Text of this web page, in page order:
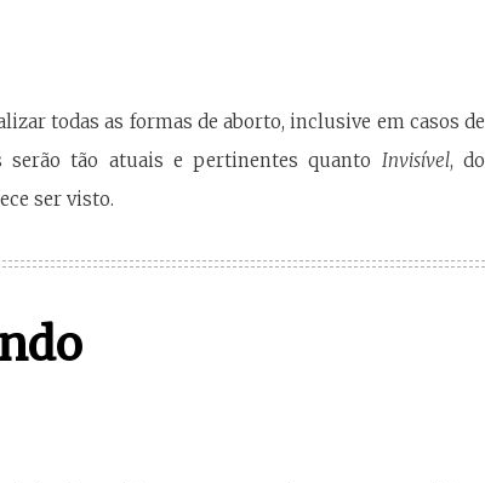
todas as formas de aborto, inclusive em casos de
tão atuais e pertinentes quanto Invisível, do
ser visto.